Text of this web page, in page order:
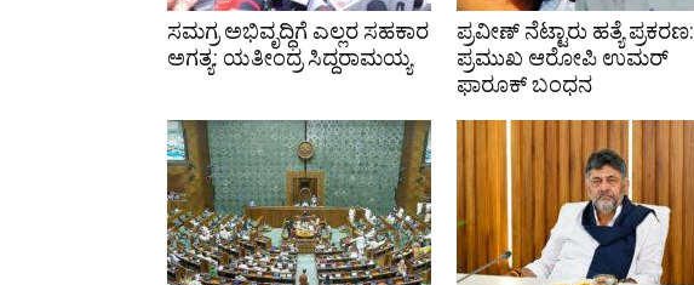
ಸಮಗ್ರ ಅಭಿವೃದ್ಧಿಗೆ ಎಲ್ಲರ ಸಹಕಾರ
ಅಗತ್ಯ: ಯತೀಂದ್ರ ಸಿದ್ದರಾಮಯ್ಯ
ಪ್ರವೀಣ್ ನೆಟ್ಟಾರು ಹತ್ಯೆ ಪ್ರಕರಣ:
ಪ್ರಮುಖ ಆರೋಪಿ ಉಮರ್
ಫಾರೂಕ್ ಬಂಧನ